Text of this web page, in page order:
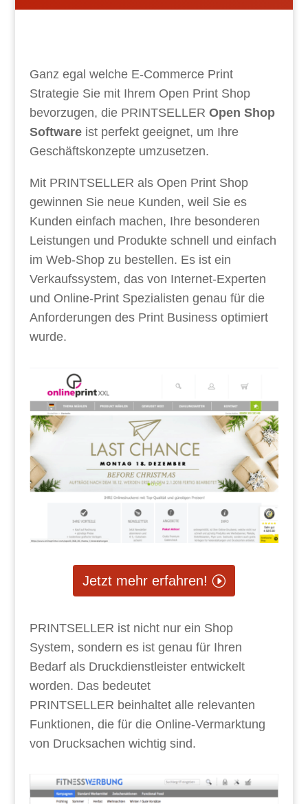
Ganz egal welche E-Commerce Print
Strategie Sie mit Ihrem Open Print Shop
bevorzugen, die PRINTSELLER Open Shop
Softwareist perfekt geeignet, um Ihre
Geschäftskonzepte umzusetzen.
Mit PRINTSELLER als Open Print Shop
gewinnen Sie neue Kunden, weil Sie es
Kunden einfach machen, Ihre besonderen
Leistungen und Produkte schnell und einfach
im Web-Shop zu bestellen. Es ist ein
Verkaufssystem, das von Internet-Experten
und Online-Print Spezialisten genau für die
Anforderungen des Print Business optimiert
wurde.
Jetzt mehr erfahren!
PRINTSELLER ist nicht nur ein Shop
System, sondern es ist genau für Ihren
Bedarf als Druckdienstleister entwickelt
worden. Das bedeutet
PRINTSELLER beinhaltet alle relevanten
Funktionen, die für die Online-Vermarktung
von Drucksachen wichtig sind.